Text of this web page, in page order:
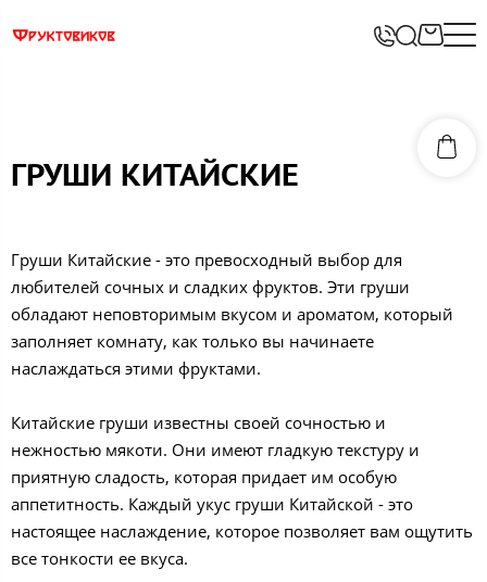
ГРУШИ КИТАЙСКИЕ
Груши Китайские - это превосходный выбор для
любителей сочных и сладких фруктов. Эти груши
обладают неповторимым вкусом и ароматом, который
заполняет комнату, как только вы начинаете
наслаждаться этими фруктами.
Китайские груши известны своей сочностью и
нежностью мякоти. Они имеют гладкую текстуру и
приятную сладость, которая придает им особую
аппетитность. Каждый укус груши Китайской - это
настоящее наслаждение, которое позволяет вам ощутить
все тонкости ее вкуса.